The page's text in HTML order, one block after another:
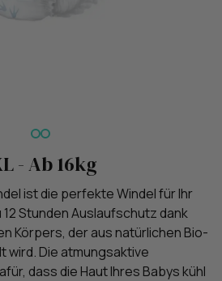
- Ab 16kg
ist die perfekte Windel für Ihr
Stunden Auslaufschutz dank
Körpers, der aus natürlichen Bio-
wird. Die atmungsaktive
dass die Haut Ihres Babys kühl